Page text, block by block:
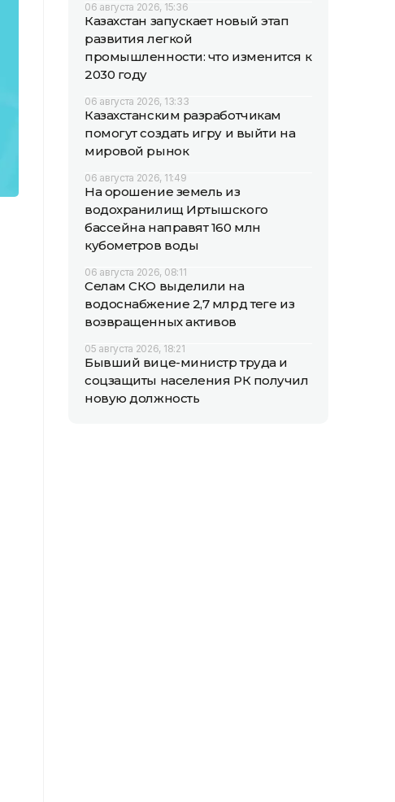
06 августа 2026, 15:36
Казахстан запускает новый этап
развития легкой
промышленности: что изменится к
2030 году
06 августа 2026, 13:33
Казахстанским разработчикам
помогут создать игру и выйти на
мировой рынок
06 августа 2026, 11:49
На орошение земель из
водохранилищ Иртышского
бассейна направят 160 млн
кубометров воды
06 августа 2026, 08:11
Селам СКО выделили на
водоснабжение 2,7 млрд теңге из
возвращенных активов
05 августа 2026, 18:21
Бывший вице-министр труда и
соцзащиты населения РК получил
новую должность